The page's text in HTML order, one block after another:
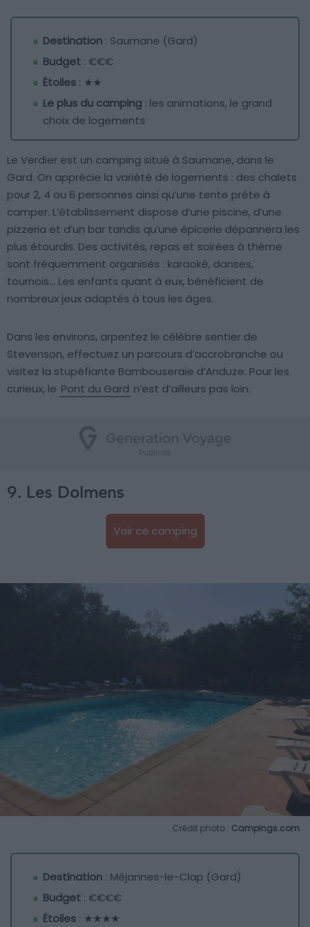
Destination : Saumane (Gard)
Budget : €€€
Étoiles : ★★
Le plus du camping : les animations, le grand
choix de logements
Le Verdier est un camping situé à Saumane, dans le
Gard. On apprécie la variété de logements : des chalets
pour 2, 4 ou 6 personnes ainsi qu’une tente prête à
camper. L’établissement dispose d’une piscine, d’une
pizzeria et d’un bar tandis qu’une épicerie dépannera les
plus étourdis. Des activités, repas et soirées à thème
sont fréquemment organisés : karaoké, danses,
tournois… Les enfants quant à eux, bénéficient de
nombreux jeux adaptés à tous les âges.
Dans les environs, arpentez le célèbre sentier de
Stevenson, effectuez un parcours d’accrobranche ou
visitez la stupéfiante Bambouseraie d’Anduze. Pour les
curieux, le Pont du Gard n’est d’ailleurs pas loin.
9. Les Dolmens
Voir ce camping
Crédit photo : Campings.com
Destination : Méjannes-le-Clap (Gard)
Budget : €€€€
Étoiles : ★★★★